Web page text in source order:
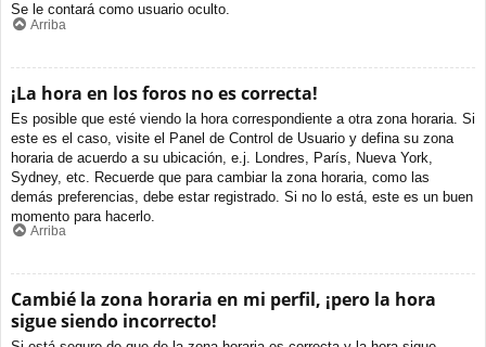
Se le contará como usuario oculto.
Arriba
¡La hora en los foros no es correcta!
Es posible que esté viendo la hora correspondiente a otra zona horaria. Si
este es el caso, visite el Panel de Control de Usuario y defina su zona
horaria de acuerdo a su ubicación, e.j. Londres, París, Nueva York,
Sydney, etc. Recuerde que para cambiar la zona horaria, como las
demás preferencias, debe estar registrado. Si no lo está, este es un buen
momento para hacerlo.
Arriba
Cambié la zona horaria en mi perfil, ¡pero la hora
sigue siendo incorrecto!